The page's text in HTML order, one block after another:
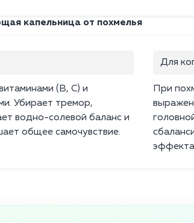
капельница от похмелья
(B, C) и
Убирает тремор,
водно-солевой баланс и
общее самочувствие.
Для
При